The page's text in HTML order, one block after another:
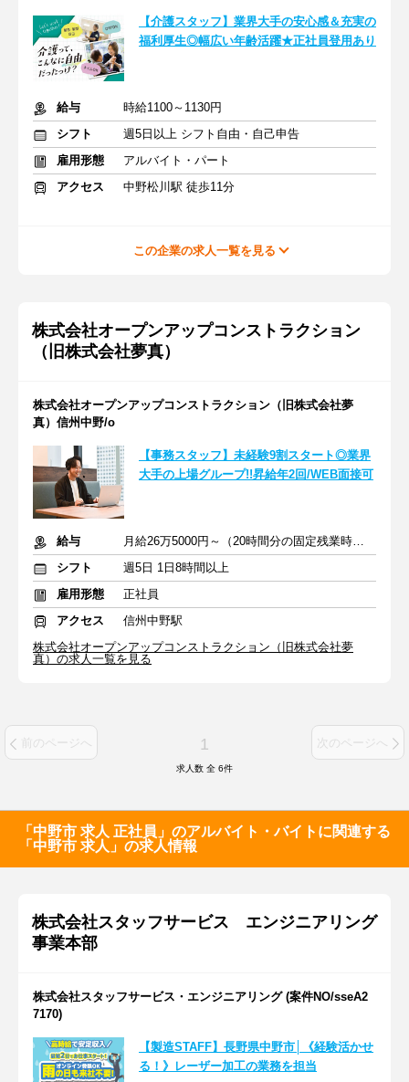
【介護スタッフ】業界大手の安心感＆充実の
福利厚生◎幅広い年齢活躍★正社員登用あり
給与
時給1100～1130円
シフト
週5日以上 シフト自由・自己申告
雇用形態
アルバイト・パート
アクセス
中野松川駅 徒歩11分
この企業の求人一覧を見る
株式会社オープンアップコンストラクション
（旧株式会社夢真）
株式会社オープンアップコンストラクション（旧株式会社夢
真）信州中野/o
【事務スタッフ】未経験9割スタート◎業界
大手の上場グループ!!昇給年2回/WEB面接可
給与
月給26万5000円～（20時間分の固定残業時間代を含む）
シフト
週5日 1日8時間以上
雇用形態
正社員
アクセス
信州中野駅
株式会社オープンアップコンストラクション（旧株式会社夢
真）の求人一覧を見る
前のページへ 1 次のページへ
求人数 全 6件
「中野市 求人 正社員」のアルバイト・バイトに関連する
「中野市 求人」の求人情報
株式会社スタッフサービス エンジニアリング
事業本部
株式会社スタッフサービス・エンジニアリング (案件NO/sseA2
7170)
【製造STAFF】長野県中野市│《経験活かせ
る！》レーザー加工の業務を担当